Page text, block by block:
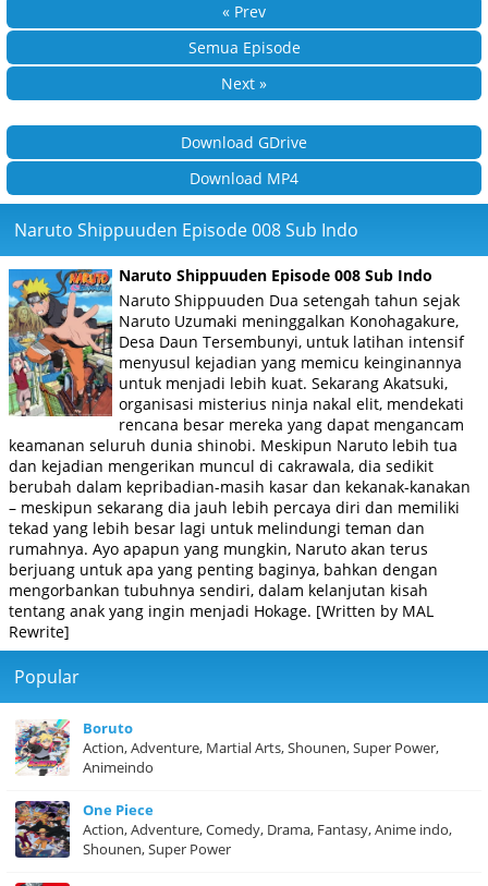
« Prev
Semua Episode
Next »
Download GDrive
Download MP4
Naruto Shippuuden Episode 008 Sub Indo
Naruto Shippuuden Episode 008 Sub Indo
Naruto Shippuuden Dua setengah tahun sejak
Naruto Uzumaki meninggalkan Konohagakure,
Desa Daun Tersembunyi, untuk latihan intensif
menyusul kejadian yang memicu keinginannya
untuk menjadi lebih kuat. Sekarang Akatsuki,
organisasi misterius ninja nakal elit, mendekati
rencana besar mereka yang dapat mengancam
keamanan seluruh dunia shinobi. Meskipun Naruto lebih tua
dan kejadian mengerikan muncul di cakrawala, dia sedikit
berubah dalam kepribadian-masih kasar dan kekanak-kanakan
– meskipun sekarang dia jauh lebih percaya diri dan memiliki
tekad yang lebih besar lagi untuk melindungi teman dan
rumahnya. Ayo apapun yang mungkin, Naruto akan terus
berjuang untuk apa yang penting baginya, bahkan dengan
mengorbankan tubuhnya sendiri, dalam kelanjutan kisah
tentang anak yang ingin menjadi Hokage. [Written by MAL
Rewrite]
Popular
Boruto
Action, Adventure, Martial Arts, Shounen, Super Power,
Animeindo
One Piece
Action, Adventure, Comedy, Drama, Fantasy, Anime indo,
Shounen, Super Power